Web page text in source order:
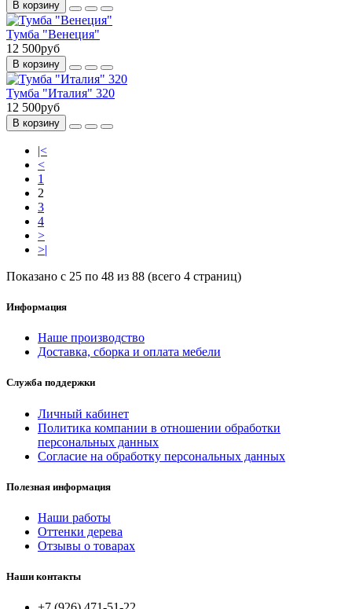
В корзину
Тумба "Венеция"
12 500руб
В корзину
Тумба "Италия" 320
12 500руб
В корзину
|<
<
1
2
3
4
>
>|
Показано с 25 по 48 из 88 (всего 4 страниц)
Информация
Наше производство
Доставка, сборка и оплата мебели
Служба поддержки
Личный кабинет
Политика компании в отношении обработки
персональных данных
Согласие на обработку персональных данных
Полезная информация
Наши работы
Оттенки дерева
Отзывы о товарах
Наши контакты